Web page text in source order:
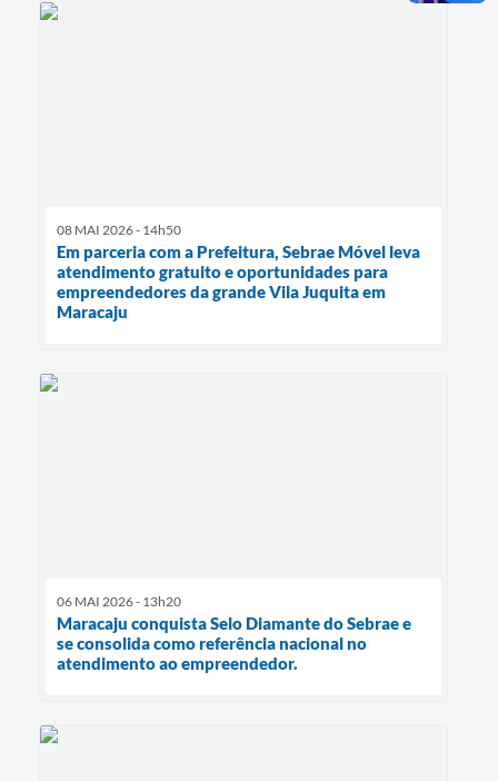
08 MAI 2026 - 14h50
Em parceria com a Prefeitura, Sebrae Móvel leva
atendimento gratuito e oportunidades para
empreendedores da grande Vila Juquita em
Maracaju
06 MAI 2026 - 13h20
Maracaju conquista Selo Diamante do Sebrae e
se consolida como referência nacional no
atendimento ao empreendedor.